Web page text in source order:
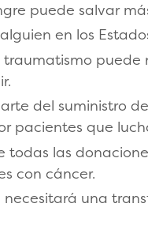
puede salvar
en los
puede
del suministro
pacientes que
todas las
con cáncer.
una